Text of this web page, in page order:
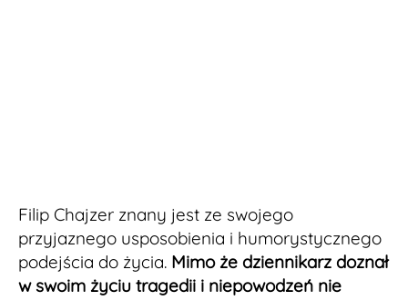
Filip Chajzer znany jest ze swojego
przyjaznego usposobienia i humorystycznego
podejścia do życia. Mimo że dziennikarz doznał
w swoim życiu tragedii i niepowodzeń nie